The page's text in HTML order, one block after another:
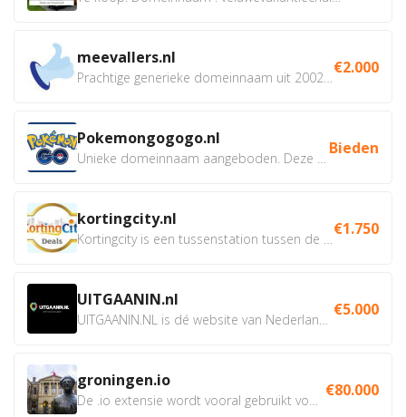
meevallers.nl €2.000
Pokemongogogo.nl Bieden
kortingcity.nl €1.750
UITGAANIN.nl €5.000
groningen.io €80.000